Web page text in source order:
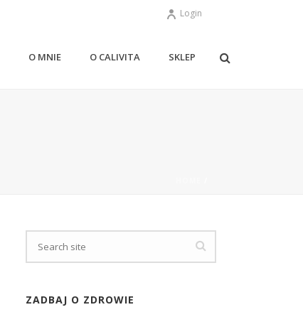
Login
O MNIE O CALIVITA SKLEP
ZADBAJ O ZDROWIE